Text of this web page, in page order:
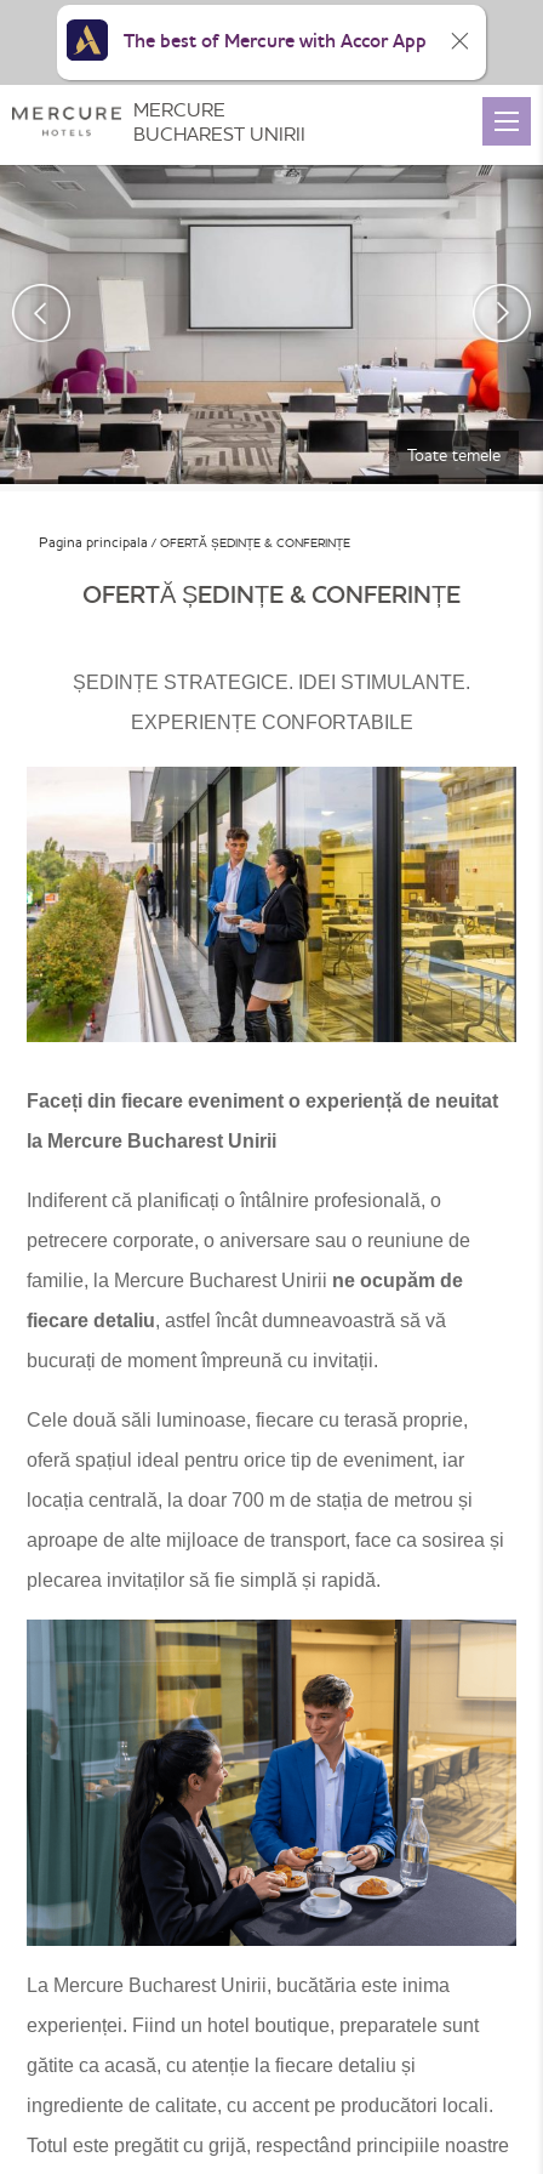
Toate temele
Pagina principala OFERTĂ ȘEDINȚE & CONFERINȚE
OFERTĂ ȘEDINȚE & CONFERINȚE
ȘEDINȚE STRATEGICE. IDEI STIMULANTE.
EXPERIENȚE CONFORTABILE
Faceți din fiecare eveniment o experiență de neuitat
la Mercure Bucharest Unirii
Indiferent că planificați o întâlnire profesională, o
petrecere corporate, o aniversare sau o reuniune de
familie, la Mercure Bucharest Unirii ne ocupăm de
fiecare detaliu, astfel încât dumneavoastră să vă
bucurați de moment împreună cu invitații.
Cele două săli luminoase, fiecare cu terasă proprie,
oferă spațiul ideal pentru orice tip de eveniment, iar
locația centrală, la doar 700 m de stația de metrou și
aproape de alte mijloace de transport, face ca sosirea și
plecarea invitaților să fie simplă și rapidă.
La Mercure Bucharest Unirii, bucătăria este inima
experienței. Fiind un hotel boutique, preparatele sunt
gătite ca acasă, cu atenție la fiecare detaliu și
ingrediente de calitate, cu accent pe producători locali.
Totul este pregătit cu grijă, respectând principiile noastre
MERCURE
BUCHAREST UNIRII
The best of Mercure with Accor App